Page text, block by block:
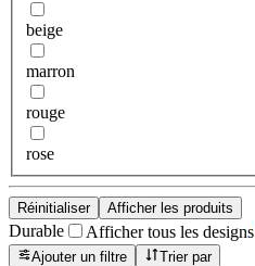
beige
marron
rouge
rose
Réinitialiser Afficher les produits
Durable Afficher tous les designs
Ajouter un filtre
Trier par